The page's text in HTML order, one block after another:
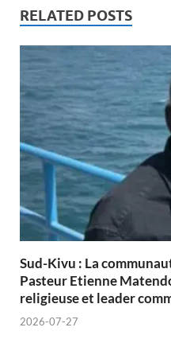
RELATED POSTS
Sud-Kivu : La
Pasteur Etienne
religieuse et leader
2026-07-27